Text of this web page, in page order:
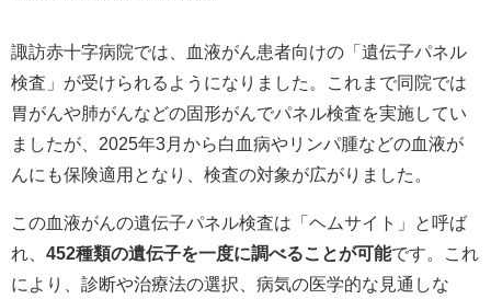
諏訪赤十字病院では、血液がん患者向けの「遺伝子パネル
検査」が受けられるようになりました。これまで同院では
胃がんや肺がんなどの固形がんでパネル検査を実施してい
ましたが、2025年3月から白血病やリンパ腫などの血液が
んにも保険適用となり、検査の対象が広がりました。
この血液がんの遺伝子パネル検査は「ヘムサイト」と呼ば
れ、 452種類の遺伝子を一度に調べることが可能です。これ
により、診断や治療法の選択、病気の医学的な見通しな